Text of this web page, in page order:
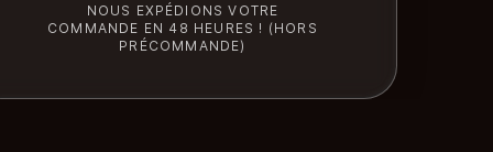
NOUS EXPÉDIONS VOTRE
COMMANDE EN 48 HEURES ! (HORS
PRÉCOMMANDE)